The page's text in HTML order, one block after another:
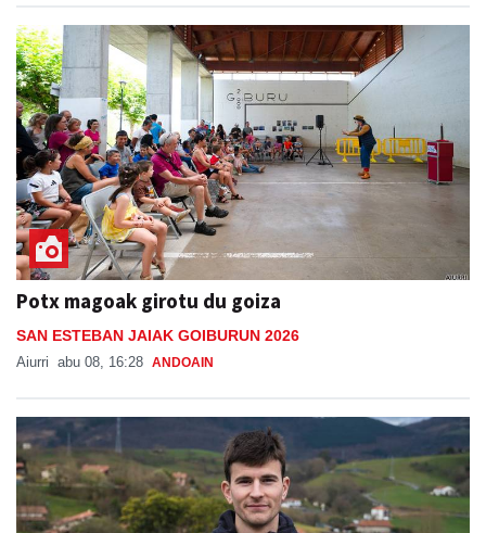
Potx magoak girotu du goiza
SAN ESTEBAN JAIAK GOIBURUN 2026
Aiurri abu 08, 16:28 ANDOAIN